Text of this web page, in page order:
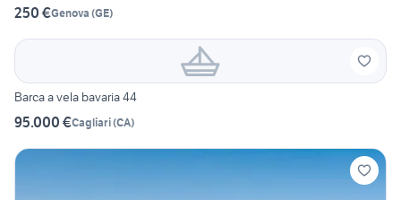
250 €Genova (GE)
Barca a vela bavaria 44
95.000 €Cagliari(CA)